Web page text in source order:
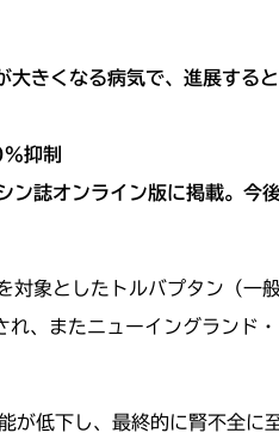
きくなる病気で、進展する
抑制
誌オンライン版に掲載。今
対象としたトルバプタン（一
、またニューイングランド・
が低下し、最終的に腎不全に